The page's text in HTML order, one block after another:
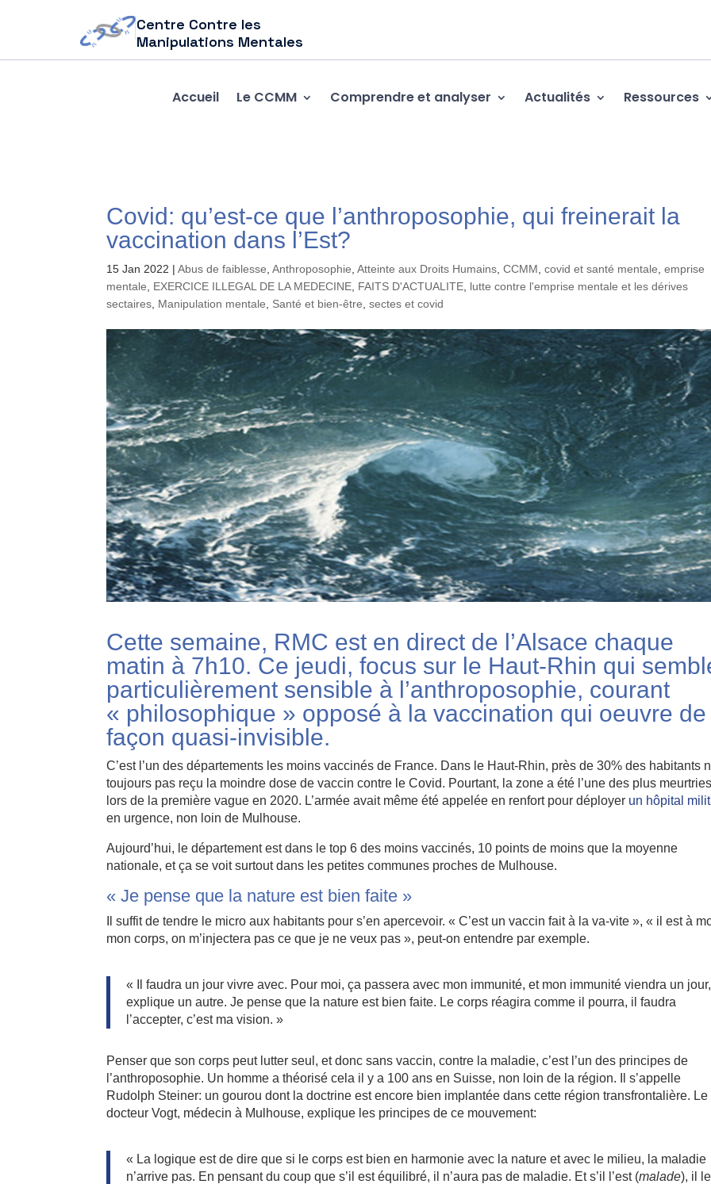
Centre Contre les
Manipulations Mentales
Accueil Le CCMM Comprendre et analyser Actualités Ressources
Covid: qu’est-ce que l’anthroposophie, qui freinerait la
vaccination dans l’Est?
15 Jan 2022 |Abus de faiblesse ,Anthroposophie ,Atteinte aux Droits Humains ,CCMM ,covid et santé mentale ,emprise
mentale
EXERCICE ILLEGAL DE LA MEDECINE FAITS D'ACTUALITE lutte contre l'emprise mentale et les dérives
sectaires Manipulation mentale Santé et bien-être ,sectes et covid
Cette semaine, RMC est en direct de l’Alsace chaque
matin à 7h10. Ce jeudi, focus sur le Haut-Rhin qui
particulièrement sensible à l’anthroposophie, courant
« philosophique » opposé à la vaccination qui oeuvre de
façon quasi-invisible.
C’est l’un des départements les moins vaccinés de France. Dans le Haut-Rhin, près de 30% des habitants
toujours pas reçu la moindre dose de vaccin contre le Covid. Pourtant, la zone a été l’une des plus meurtries
lors de la première vague en 2020. L’armée avait même été appelée en renfort pour déployer un hôpital
en urgence, non loin de Mulhouse.
Aujourd’hui, le département est dans le top 6 des moins vaccinés, 10 points de moins que la moyenne
nationale, et ça se voit surtout dans les petites communes proches de Mulhouse.
« Je pense que la nature est bien faite »
Il suffit de tendre le micro aux habitants pour s’en apercevoir. « C’est un vaccin fait à la va-vite », « il est à
mon corps, on m’injectera pas ce que je ne veux pas », peut-on entendre par exemple.
« Il faudra un jour vivre avec. Pour moi, ça passera avec mon immunité, et mon immunité viendra un jour,
explique un autre. Je pense que la nature est bien faite. Le corps réagira comme il pourra, il faudra
l’accepter, c’est ma vision. »
Penser que son corps peut lutter seul, et donc sans vaccin, contre la maladie, c’est l’un des principes de
l’anthroposophie. Un homme a théorisé cela il y a 100 ans en Suisse, non loin de la région. Il s’appelle
Rudolph Steiner: un gourou dont la doctrine est encore bien implantée dans cette région transfrontalière. Le
docteur Vogt, médecin à Mulhouse, explique les principes de ce mouvement:
« La logique est de dire que si le corps est bien en harmonie avec la nature et avec le milieu, la maladie
n’arrive pas. En pensant du coup que s’il est équilibré, il n’aura pas de maladie. Et s’il l’est (malade), il le